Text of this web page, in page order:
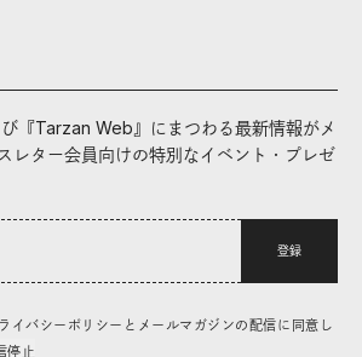
び『Tarzan Web』にまつわる最新情報がメ
レター会員向けの特別なイベント・プレゼ
登録
イバシーポリシーとメールマガジンの配信に同意し
停止